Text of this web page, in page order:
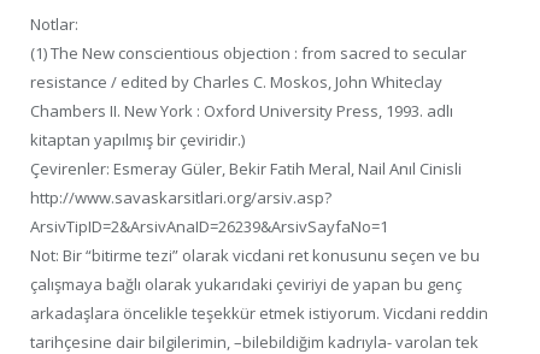
Notlar:
(1) The New conscientious objection : from sacred to secular
resistance / edited by Charles C. Moskos, John Whiteclay
Chambers II. New York : Oxford University Press, 1993. adlı
kitaptan yapılmış bir çeviridir.)
Çevirenler: Esmeray Güler, Bekir Fatih Meral, Nail Anıl Cinisli
http://www.savaskarsitlari.org/arsiv.asp?
ArsivTipID=2&ArsivAnaID=26239&ArsivSayfaNo=1
Not: Bir “bitirme tezi” olarak vicdani ret konusunu seçen ve bu
çalışmaya bağlı olarak yukarıdaki çeviriyi de yapan bu genç
arkadaşlara öncelikle teşekkür etmek istiyorum. Vicdani reddin
tarihçesine dair bilgilerimin, –bilebildiğim kadrıyla- varolan tek